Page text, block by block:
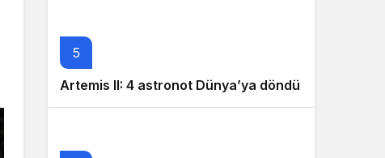
5
Artemis II: 4 astronot Dünya’ya döndü